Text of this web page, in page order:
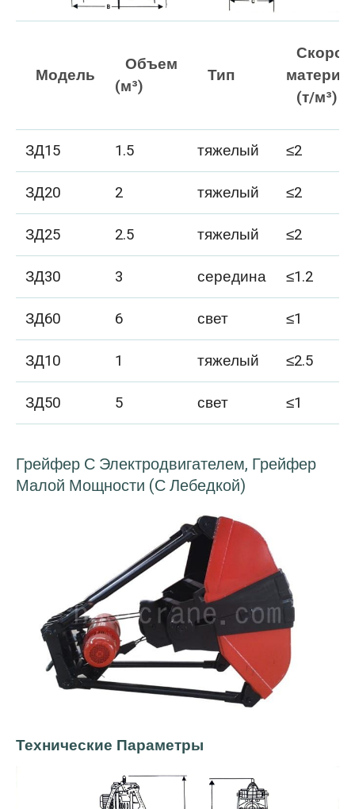
Модель
Объем
(м³)
Тип
(т/м³)
ЗД15 1.5 тяжелый
≤2
ЗД20
2 тяжелый
≤2
ЗД25
2.5 тяжелый
≤2
ЗД30
3 середина
≤1.2
ЗД60
6 свет
≤1
ЗД10
1 тяжелый
≤2.5
ЗД50
5 свет ≤1
Грейфер С Электродвигателем, Грейфер
Малой Мощности (с Лебедкой)
Технические Параметры